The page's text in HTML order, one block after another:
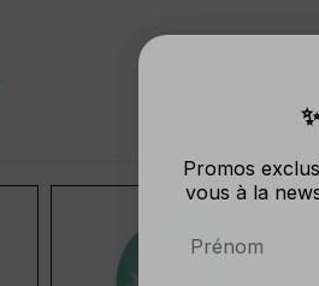
Promos
vous à la
Prénom